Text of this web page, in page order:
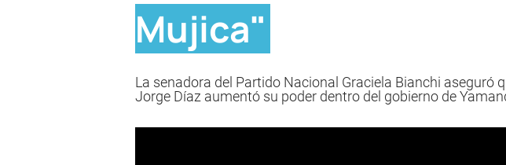
Mujica"
La senadora del Partido Nacional Graciela Bianchi aseguró
Jorge Díaz aumentó su poder dentro del gobierno de